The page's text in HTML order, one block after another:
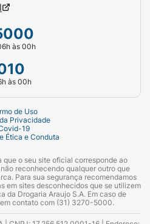
às 00h
às 00h
de Uso
Privacidade
19
Ética e Conduta
que o seu site oficial corresponde ao
reconhecendo qualquer outro que
Para sua segurança recomendamos
em sites desconhecidos que se utilizem
da Drogaria Araujo S.A. Em caso de
contato com (31) 3270-5000.